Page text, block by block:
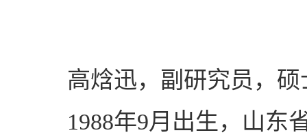
高焓迅，副研究员，
1988年9月出生，山东